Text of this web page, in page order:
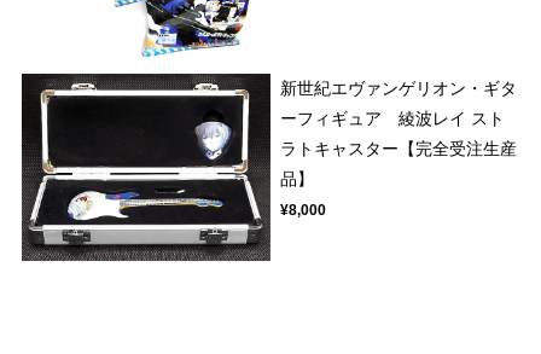
新世紀エヴァンゲリオン・ギタ
ーフィギュア 綾波レイ スト
ラトキャスター【完全受注生産
品】
¥8,000